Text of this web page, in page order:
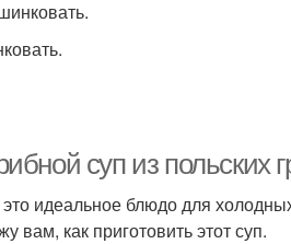
суп из польских
идеальное блюдо для
вам, как приготовить этот суп.